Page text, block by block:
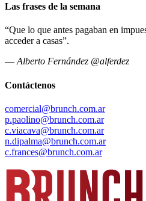
Las frases de la semana
“Que lo que antes pagaban en
acceder a casas”.
— Alberto Fernández @alferdez
Contáctenos
comercial@brunch.com.ar
p.paolino@brunch.com.ar
c.viacava@brunch.com.ar
n.dipalma@brunch.com.ar
c.frances@brunch.com.ar